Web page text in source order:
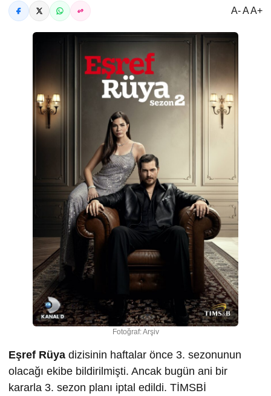
A- A A+
Fotoğraf: Arşiv
Eşref Rüya dizisinin haftalar önce 3. sezonunun
olacağı ekibe bildirilmişti. Ancak bugün ani bir
kararla 3. sezon planı iptal edildi. TİMSBİ